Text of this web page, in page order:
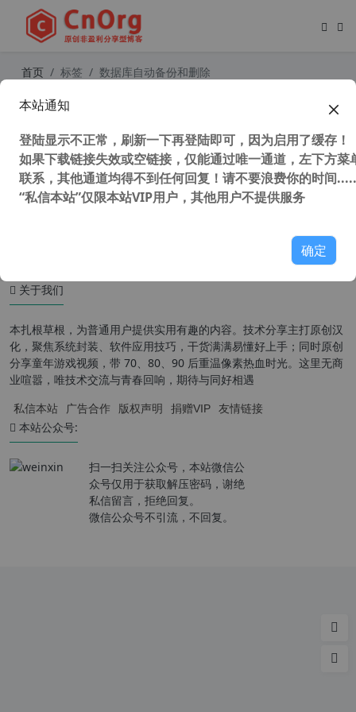
首页 标签 数据库自动备份和删除
独家汉化 SQLBackupAndFTP v12.4.
tp等
关于我们
本扎根草根，为普通用户提供实用有趣的内容。技术分享主打原创汉
化，聚焦系统封装、软件应用技巧，干货满满易懂好上手；同时原创
分享童年游戏视频，带 70、80、90 后重温像素热血时光。这里无商
业喧嚣，唯技术交流与青春回响，期待与同好相遇
私信本站 广告合作 版权声明 捐赠VIP 友情链接
本站公众号:
扫一扫关注公众号，本站微信公
众号仅用于获取解压密码，谢绝
私信留言，拒绝回复。
微信公众号不引流，不回复。
本站通知
登陆显示不正常，刷新一下再登陆即可，因为启用了缓存！
如果下载链接失效或空链接，仅能通过唯一通道，左下方菜
联系，其他通道均得不到任何回复！请不要浪费你的时间
“私信本站”仅限本站VIP用户，其他用户不提供服务
确定